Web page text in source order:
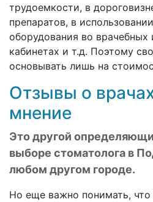
трудоемкости, в
препаратов, в
оборудования во врачебных
кабинетах и т.д. Поэтому
основывать лишь на
Отзывы о
мнение
Это другой
выборе стоматолога в
любом другом городе.
Но еще важно понимать,